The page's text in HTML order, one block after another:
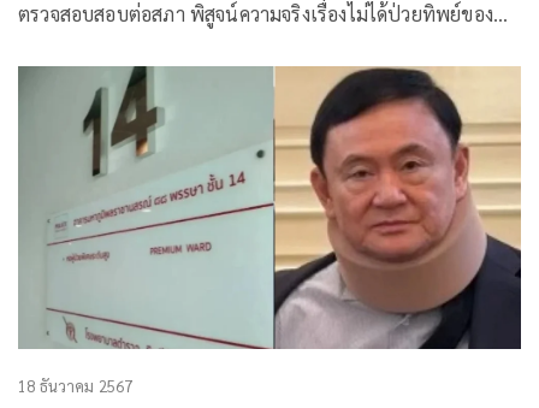
ตรวจสอบสอบต่อสภา พิสูจน์ความจริงเรื่องไม่ได้ป่วยทิพย์ของพ่อ
18 ธันวาคม 2567